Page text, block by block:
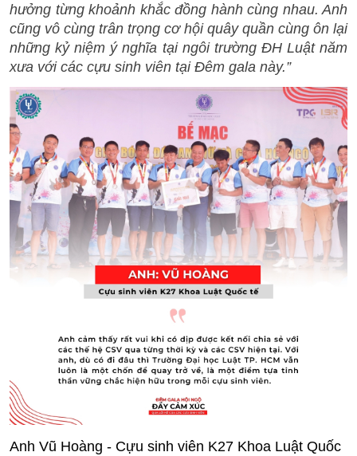
hưởng từng khoảnh khắc đồng hành cùng nhau. Anh
cũng vô cùng trân trọng cơ hội quây quần cùng ôn lại
những kỷ niệm ý nghĩa tại ngôi trường ĐH Luật năm
xưa với các cựu sinh viên tại Đêm gala này.”
Anh Vũ Hoàng - Cựu sinh viên K27 Khoa Luật Quốc